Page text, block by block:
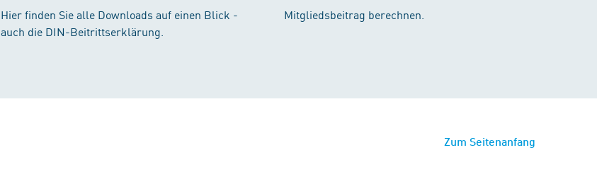
Hier finden Sie alle Downloads auf einen Blick -
auch die DIN-Beitrittserklärung.
Mitgliedsbeitrag berechnen.
Zum Seitenanfang